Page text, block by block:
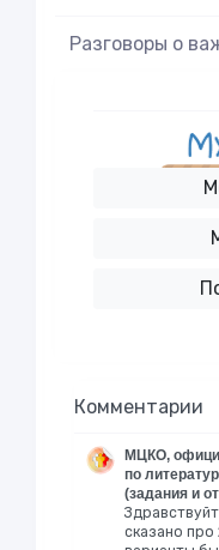
Разговоры о
Комментарии
МЦКО,
по
(задания и
сказано